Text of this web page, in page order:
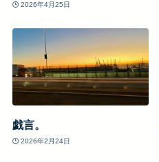
2026年4月25日
戯言。
2026年2月24日